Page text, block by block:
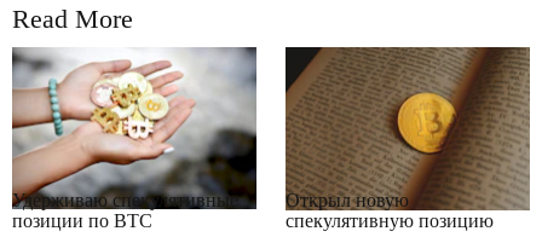
Read More
RRCNEWS_RU
Удерживаю спекулятивные
позиции по BTC
RRCNEWS_RU
Открыл новую
спекулятивную позицию